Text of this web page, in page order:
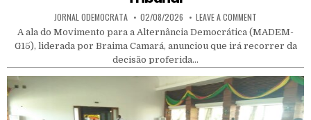
AUTHOR:
JORNAL ODEMOCRATA PUBLISHED DATE:
02/08/2026 LEAVE A COMMENT
A ala do Movimento para a Alternância Democrática (MADEM-
G15), liderada por Braima Camará, anunciou que irá recorrer da
decisão proferida…